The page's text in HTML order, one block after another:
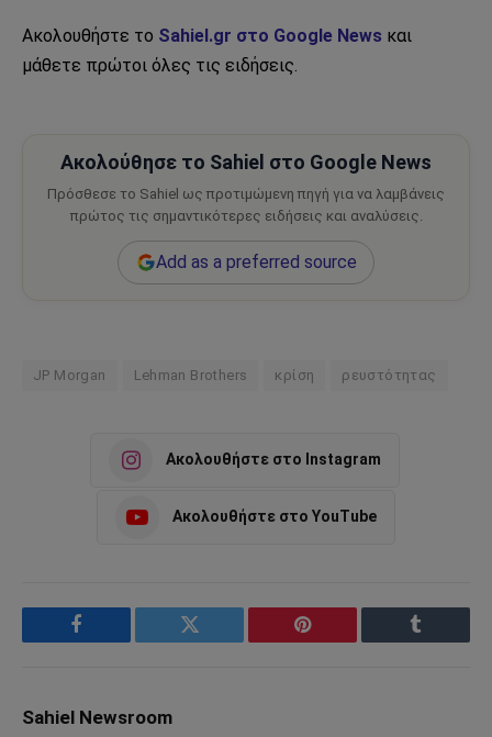
Ακολουθήστε το Sahiel.gr στο Google News και
μάθετε πρώτοι όλες τις ειδήσεις.
Ακολούθησε το Sahiel στο Google News
Πρόσθεσε το Sahiel ως προτιμώμενη πηγή για να λαμβάνεις
πρώτος τις σημαντικότερες ειδήσεις και αναλύσεις.
Add as a preferred source
JP Morgan Lehman Brothers κρίση ρευστότητας
Ακολουθήστε στο Instagram
Ακολουθήστε στο YouTube
Facebook Twitter Pinterest Tumblr
Sahiel Newsroom